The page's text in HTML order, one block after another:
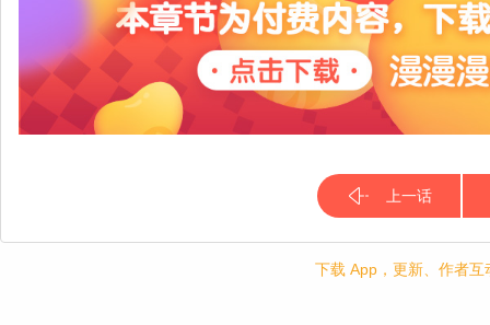
上一话
下载 App，更新、作者